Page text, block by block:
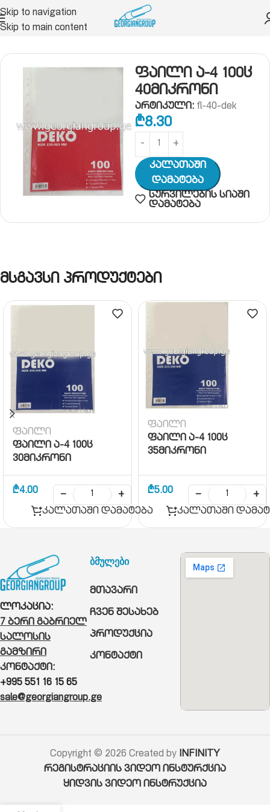
Skip to navigation
Skip to main content
საქაღალდე, ფაილი, სავიზიტე
ფაილი ა-4 100ც
40მიკრონი
არტიკული: fl-40-dek
₾8.30
Კალათაში
Დამატება
სურვილების სიაში
დამატება
მსგავსი პროდუქტები
ფაილი
ფაილი ა-4 100ც
30მიკრონი
₾4.00 −
+
კალათაში დამატება
ფაილი
ფაილი ა-4 100ც
35მიკრონი
₾5.00 −
+
კალათაში
ლოკაცია:
7 ბერი გაბრიელ
სალოსის
გამზირი
კონტაქტი:
+995 551 16 15 65
sale@georgiangroup.ge
ბმულები
მთავარი
ჩვენ შესახებ
პროდუქცია
კონტაქტი
Copyright © 2026 Created by INFINITY
რეგისტრაციის ვიდეო ინსტურქცია
ყიდვის ვიდეო ინსტრუქცია